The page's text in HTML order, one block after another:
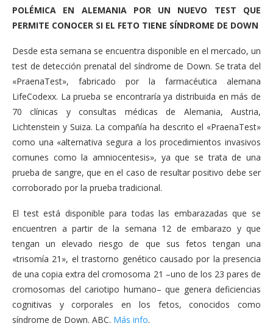
POLÉMICA EN ALEMANIA POR UN NUEVO TEST QUE
PERMITE CONOCER SI EL FETO TIENE SÍNDROME DE DOWN
Desde esta semana se encuentra disponible en el mercado, un
test de detección prenatal del síndrome de Down. Se trata del
«PraenaTest», fabricado por la farmacéutica alemana
LifeCodexx. La prueba se encontraría ya distribuida en más de
70 clínicas y consultas médicas de Alemania, Austria,
Lichtenstein y Suiza. La compañía ha descrito el «PraenaTest»
como una «alternativa segura a los procedimientos invasivos
comunes como la amniocentesis», ya que se trata de una
prueba de sangre, que en el caso de resultar positivo debe ser
corroborado por la prueba tradicional.
El test está disponible para todas las embarazadas que se
encuentren a partir de la semana 12 de embarazo y que
tengan un elevado riesgo de que sus fetos tengan una
«trisomía 21», el trastorno genético causado por la presencia
de una copia extra del cromosoma 21 –uno de los 23 pares de
cromosomas del cariotipo humano– que genera deficiencias
cognitivas y corporales en los fetos, conocidos como
síndrome de Down. ABC. Más info.